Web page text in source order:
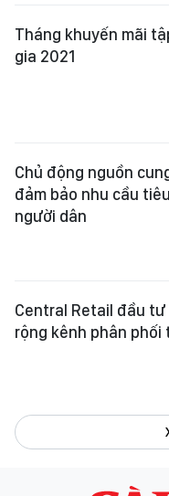
Tháng khuyến mãi
gia 2021
Chủ động nguồn
đảm bảo nhu cầu
người dân
Central Retail đầu tư
rộng kênh phân phối